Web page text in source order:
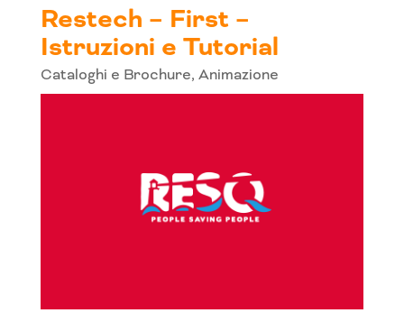
Restech – First –
Istruzioni e Tutorial
Cataloghi e Brochure, Animazione